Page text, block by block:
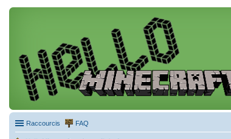
Raccourcis FAQ